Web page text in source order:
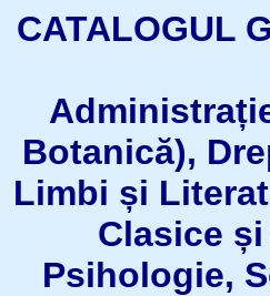
CATALOGUL
Botanică),
Limbi și
Clasice
Psihologie,